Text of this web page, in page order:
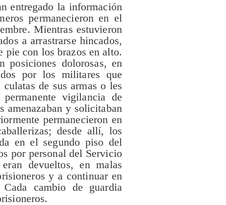
entregado la información
permanecieron en el
Mientras estuvieron
a arrastrarse hincados,
pie con los brazos en alto.
posiciones dolorosas, en
por los militares que
de sus armas o les
vigilancia de
amenazaban y solicitaban
permanecieron en
desde allí, los
en el segundo piso del
por personal del Servicio
devueltos, en malas
y a continuar en
cambio de guardia